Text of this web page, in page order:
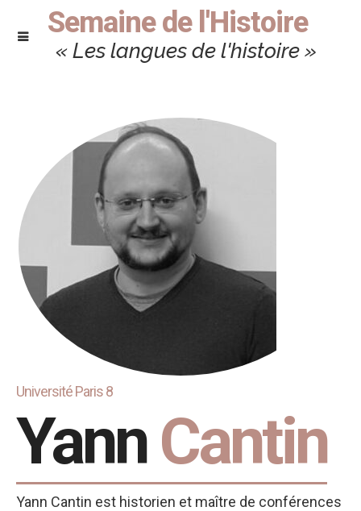
Semaine de l'Histoire
« Les langues de l'histoire »
Université Paris 8
YannCantin
Yann Cantin est historien et maître de conférences